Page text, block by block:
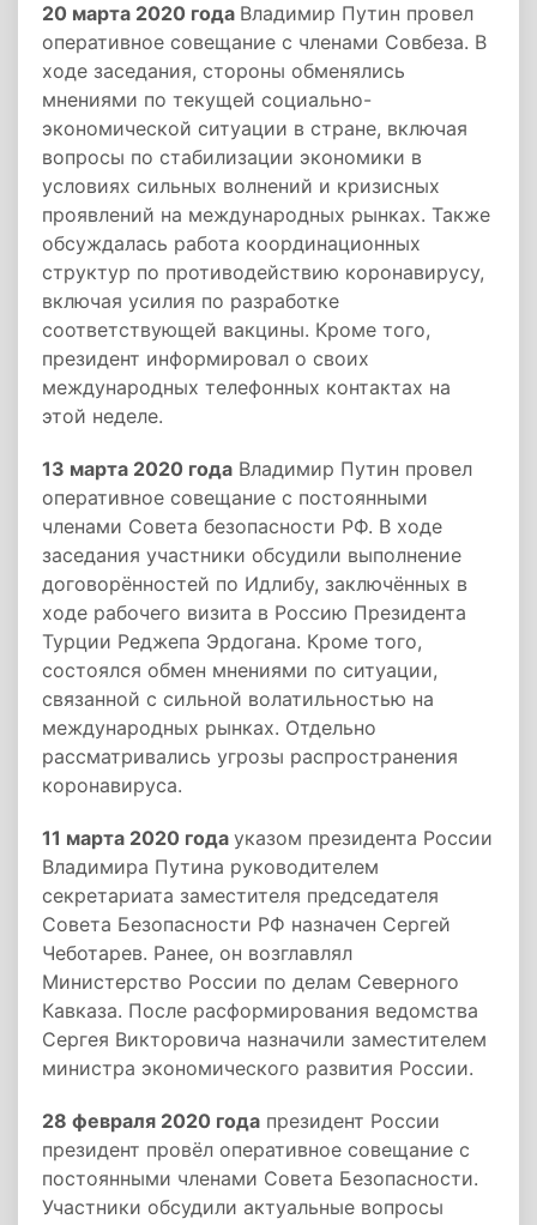
20 марта 2020 года Владимир Путин провел
оперативное совещание с членами Совбеза. В
ходе заседания, стороны обменялись
мнениями по текущей социально-
экономической ситуации в стране, включая
вопросы по стабилизации экономики в
условиях сильных волнений и кризисных
проявлений на международных рынках. Также
обсуждалась работа координационных
структур по противодействию коронавирусу,
включая усилия по разработке
соответствующей вакцины. Кроме того,
президент информировал о своих
международных телефонных контактах на
этой неделе.
13 марта 2020 года Владимир Путин провел
оперативное совещание с постоянными
членами Совета безопасности РФ. В ходе
заседания участники обсудили выполнение
договорённостей по Идлибу, заключённых в
ходе рабочего визита в Россию Президента
Турции Реджепа Эрдогана. Кроме того,
состоялся обмен мнениями по ситуации,
связанной с сильной волатильностью на
международных рынках. Отдельно
рассматривались угрозы распространения
коронавируса.
11 марта 2020 года указом президента России
Владимира Путина руководителем
секретариата заместителя председателя
Совета Безопасности РФ назначен Сергей
Чеботарев. Ранее, он возглавлял
Министерство России по делам Северного
Кавказа. После расформирования ведомства
Сергея Викторовича назначили заместителем
министра экономического развития России.
28 февраля 2020 года президент России
президент провёл оперативное совещание с
постоянными членами Совета Безопасности.
Участники обсудили актуальные вопросы